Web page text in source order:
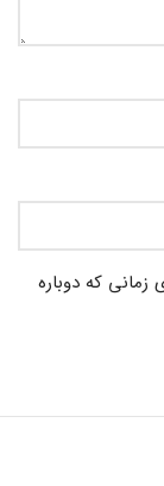
زمانی که دوباره